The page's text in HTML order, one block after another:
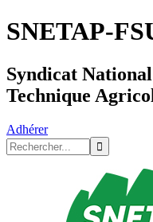
SNETAP-
Syndicat
Technique
Adhérer